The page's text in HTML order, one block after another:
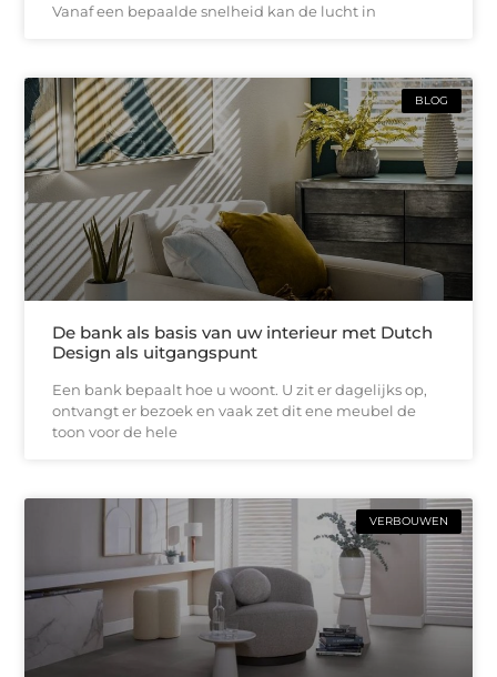
Vanaf een bepaalde snelheid kan de lucht in
BLOG
De bank als basis van uw interieur met Dutch
Design als uitgangspunt
Een bank bepaalt hoe u woont. U zit er dagelijks op,
ontvangt er bezoek en vaak zet dit ene meubel de
toon voor de hele
VERBOUWEN